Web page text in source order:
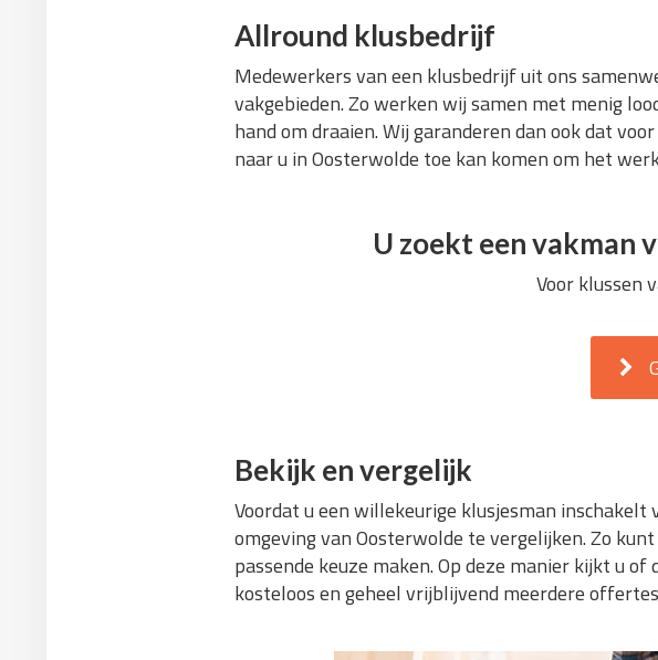
Allround klusbedrijf
Medewerkers van een klusbedrijf uit ons
vakgebieden. Zo werken wij samen met menig
hand om draaien. Wij garanderen dan ook dat
naar u in Oosterwolde toe kan komen om het
U zoekt een vakman
Voor klussen
Bekijk en vergelijk
Voordat u een willekeurige klusjesman
omgeving van Oosterwolde te vergelijken. Zo
passende keuze maken. Op deze manier kijkt u
kosteloos en geheel vrijblijvend meerdere